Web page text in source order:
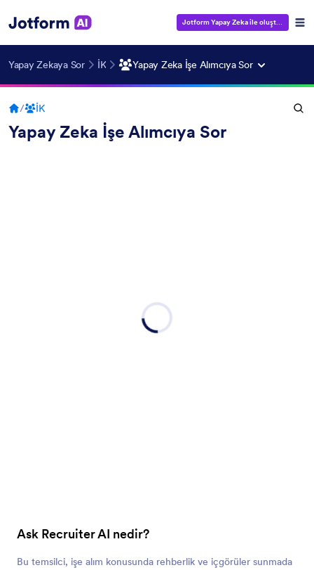
Jotform Yapay Zeka ile oluştur —
Yapay Zekaya Sor İK Yapay Zeka İşe Alımcıya Sor
/ İK
Yapay Zeka İşe Alımcıya Sor
Ask Recruiter AI nedir?
Bu temsilci, işe alım konusunda rehberlik ve içgörüler sunmada